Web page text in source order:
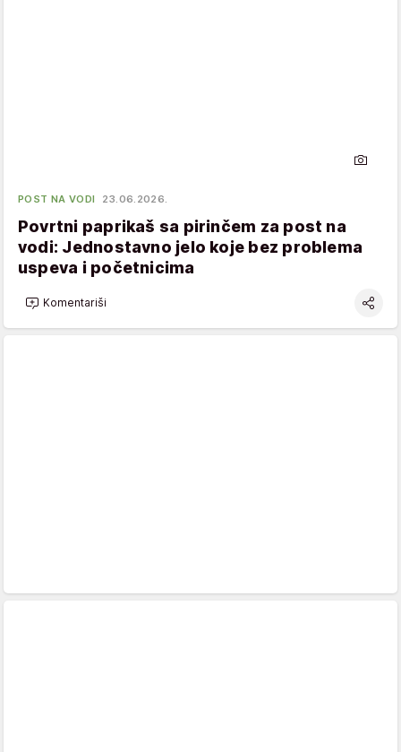
POST NA VODI 23.06.2026.
Povrtni paprikaš sa pirinčem za post na
vodi: Jednostavno jelo koje bez problema
uspeva i početnicima
Komentariši